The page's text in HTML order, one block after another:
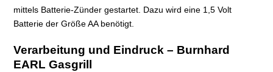
mittels Batterie-Zünder gestartet. Dazu wird eine 1,5 Volt
Batterie der Größe AA benötigt.
Verarbeitung und Eindruck – Burnhard
EARL Gasgrill